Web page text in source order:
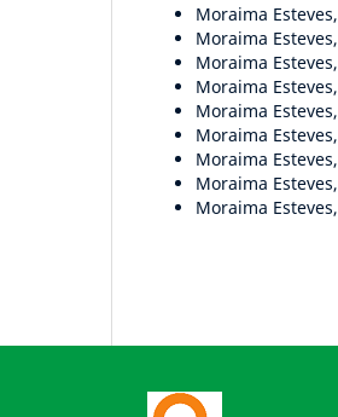
Moraima Esteves,
Moraima Esteves,
Moraima Esteves,
Moraima Esteves,
Moraima Esteves,
Moraima Esteves,
Moraima Esteves,
Moraima Esteves,
Moraima Esteves,